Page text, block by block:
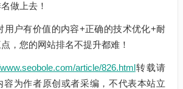
做上去！
用户有价值的内容+正确的技术优化+耐
，您的网站排名不提升都难！
article/826.html转载请
容为作者原创或者采编，不代表本站立